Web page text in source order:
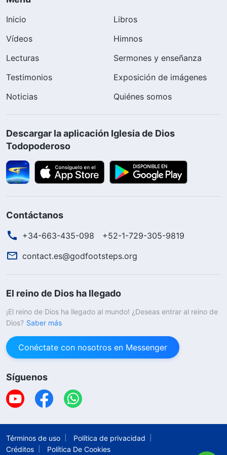
Inicio
Libros
Vídeos
Himnos
Lecturas
Sermones y enseñanza
Testimonios
Exposición de imágenes
Noticias
Quiénes somos
Descargar la aplicación Iglesia de Dios
Todopoderoso
Contáctanos
+34-663-435-098
+52-1-729-305-9819
contact.es@godfootsteps.org
El reino de Dios ha llegado
¡El reino de Dios ha llegado al mundo! ¿Deseas entrar al reino de
Dios? Saber más
Conéctate con nosotros en Messenger
Síguenos
Términos de uso
Política de privacidad
Créditos
Política De Cookies